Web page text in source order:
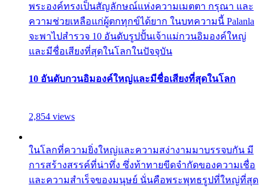
พระองค์ทรงเป็นสัญลักษณ์แห่งความเมตตา กรุณา และ
ความช่วยเหลือแก่ผู้ตกทุกข์ได้ยาก ในบทความนี้ Palanla
จะพาไปสำรวจ 10 อันดับรูปปั้นเจ้าแม่กวนอิมองค์ใหญ่
และมีชื่อเสียงที่สุดในโลกในปัจจุบัน
10 อันดับกวนอิมองค์ใหญ่และมีชื่อเสียงที่สุดในโลก
2,854 views
ในโลกที่ความยิ่งใหญ่และความสง่างามมาบรรจบกัน มี
การสร้างสรรค์ที่น่าทึ่ง ซึ่งท้าทายขีดจำกัดของความเชื่อ
และความสำเร็จของมนุษย์ นั่นคือพระพุทธรูปที่ใหญ่ที่สุด